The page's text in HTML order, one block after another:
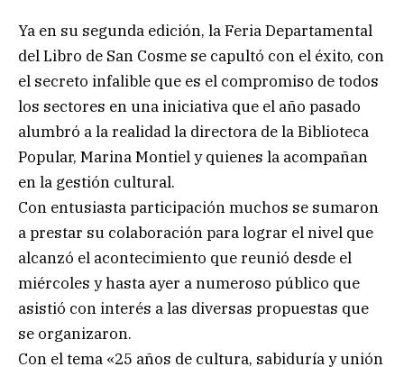
Ya en su segunda edición, la Feria Departamental
del Libro de San Cosme se capultó con el éxito, con
el secreto infalible que es el compromiso de todos
los sectores en una iniciativa que el año pasado
alumbró a la realidad la directora de la Biblioteca
Popular, Marina Montiel y quienes la acompañan
en la gestión cultural.
Con entusiasta participación muchos se sumaron
a prestar su colaboración para lograr el nivel que
alcanzó el acontecimiento que reunió desde el
miércoles y hasta ayer a numeroso público que
asistió con interés a las diversas propuestas que
se organizaron.
Con el tema «25 años de cultura, sabiduría y unión